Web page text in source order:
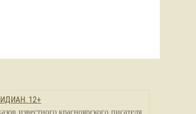
12+
известного красноярского писателя